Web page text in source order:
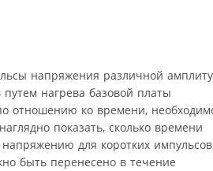
напряжения различной
нагрева базовой платы
отношению ко времени,
показать, сколько времени
напряжению для коротких импульсов
быть перенесено в течение